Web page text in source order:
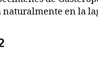
naturalmente en la